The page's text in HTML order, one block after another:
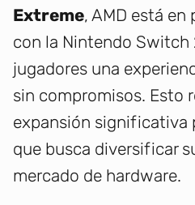
Extreme, AMD está
con la Nintendo Switch
jugadores una
sin compromisos. Esto
expansión significativa
que busca diversificar
mercado de hardware.